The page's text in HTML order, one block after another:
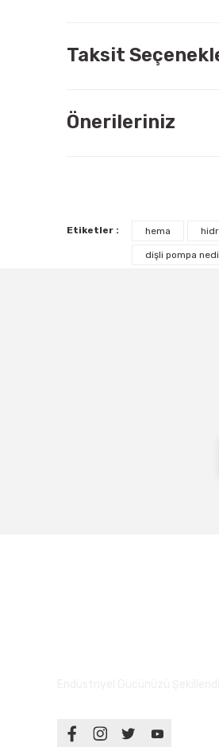
Taksit
Önerileriniz
Etiketler : hema
dişli pompa